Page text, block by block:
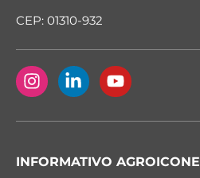
CEP: 01310-932
INFORMATIVO AGROICONE